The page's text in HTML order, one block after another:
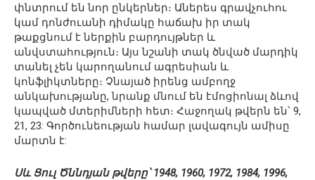
փնտրում են նոր ընկերներ։ Աներես գրավչուհու
կամ դոնժուանի դիմակը հաճախ իր տակ
թաքցնում է ներքին բարդույթներ և
անվստահություն։ Այս նշանի տակ ծնված մարդիկ
տանել չեն կարողանում ագրեսիան և
կոնֆլիկտները։ Չնայած իրենց ամբողջ
անկախությանը, նրանք մնում են էմոցիոնալ ձևով
կապված մտերիմների հետ։ Հաջողակ թվերն են՝ 9,
21, 23: Գործունեության համար լավագույն ամիսը
մարտն է:
Սև Ցուլ Ծննդյան թվերը՝ 1948, 1960, 1972, 1984, 1996,